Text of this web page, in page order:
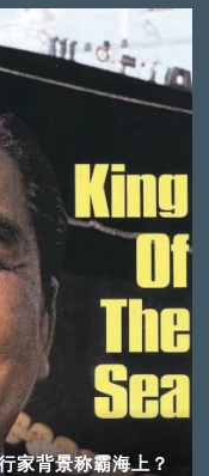
家背景称霸海上？